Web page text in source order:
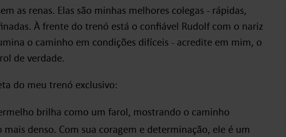
as renas. Elas são minhas melhores colegas - rápidas,
À frente do trenó está o confiável Rudolf com o nariz
o caminho em condições difíceis - acredite em mim, o
de verdade.
do meu trenó exclusivo:
brilha como um farol, mostrando o caminho
denso. Com sua coragem e determinação, ele é um